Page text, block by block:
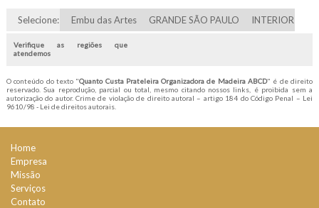
Selecione: Embu das Artes GRANDE SÃO PAULO INTERIOR
Verifique as regiões que
atendemos
O conteúdo do texto "Quanto Custa Prateleira Organizadora de Madeira ABCD" é de direito
reservado. Sua reprodução, parcial ou total, mesmo citando nossos links, é proibida sem a
autorização do autor. Crime de violação de direito autoral – artigo 184 do Código Penal – Lei
9610/98 - Lei de direitos autorais.
Home
Empresa
Missão
Serviços
Contato